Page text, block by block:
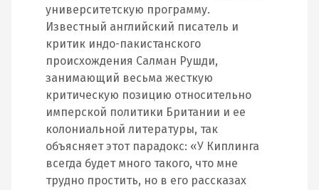
университетскую программу.
Известный английский писатель и
критик индо‐пакистанского
происхождения Салман Рушди,
занимающий весьма жесткую
критическую позицию относительно
имперской политики Британии и ее
колониальной литературы, так
объясняет этот парадокс: «У Киплинга
всегда будет много такого, что мне
трудно простить, но в его рассказах